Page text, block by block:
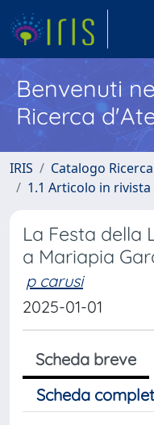
Benvenuti
Ricerca
IRIS Catalogo Ricerca
1.1 Articolo in rivista
La Festa della
a Mariapia
p carusi
2025-01-01
Scheda breve
Scheda